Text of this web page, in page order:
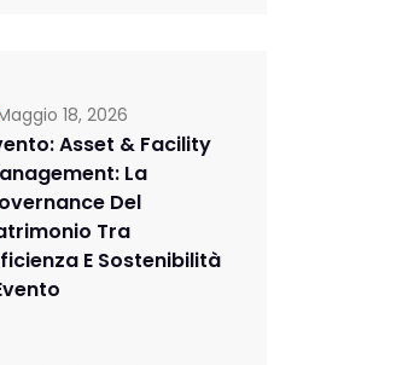
18, 2026
Asset & Facility
La
Del
Tra
E Sostenibilità